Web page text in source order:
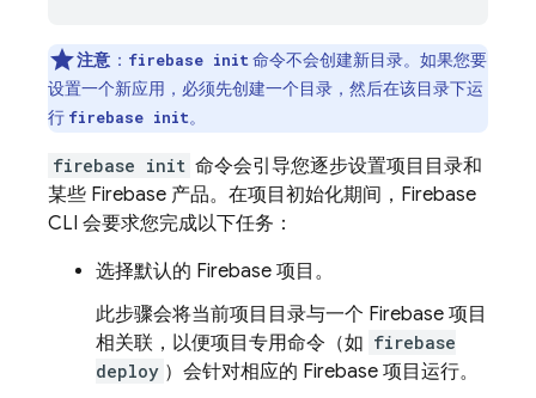
注意 ： firebase init命令不会创建新目录。如果您要
设置一个新应用，必须先创建一个目录，然后在该目录下运
行 firebase init。
firebase init 命令会引导您逐步设置项目目录和
某些 Firebase 产品。在项目初始化期间， Firebase
CLI 会要求您完成以下任务：
选择默认的 Firebase 项目。
此步骤会将当前项目目录与一个 Firebase 项目
相关联，以便项目专用命令（如 firebase
deploy ）会针对相应的 Firebase 项目运行。